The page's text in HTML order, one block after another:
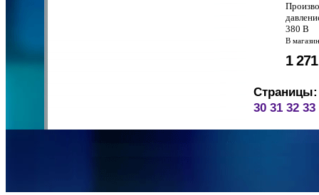
380 В
В
1
Страницы:
30 31 32 33